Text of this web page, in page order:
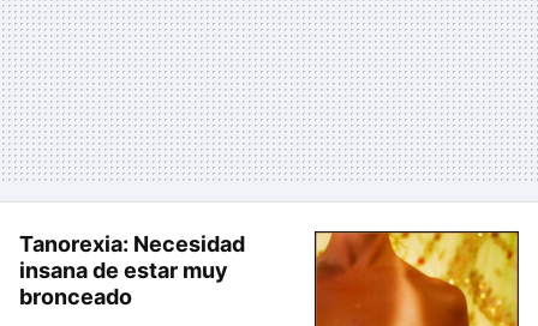
Tanorexia: Necesidad
insana de estar muy
bronceado